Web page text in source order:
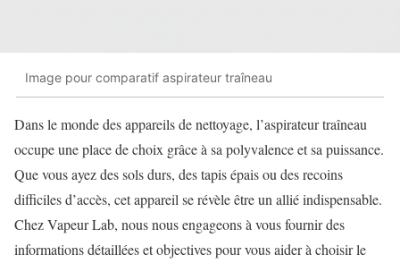
Image pour comparatif aspirateur traîneau
Dans le monde des appareils de nettoyage, l’aspirateur traîneau
occupe une place de choix grâce à sa polyvalence et sa puissance.
Que vous ayez des sols durs, des tapis épais ou des recoins
difficiles d’accès, cet appareil se révèle être un allié indispensable.
Chez Vapeur Lab, nous nous engageons à vous fournir des
informations détaillées et objectives pour vous aider à choisir le